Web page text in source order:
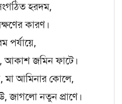
হরদম,
কারণ।
পর্যায়ে,
আকাশ জমিন ফাটে।
আমিনার কোলে,
জাগলো নতুন প্রাণে।